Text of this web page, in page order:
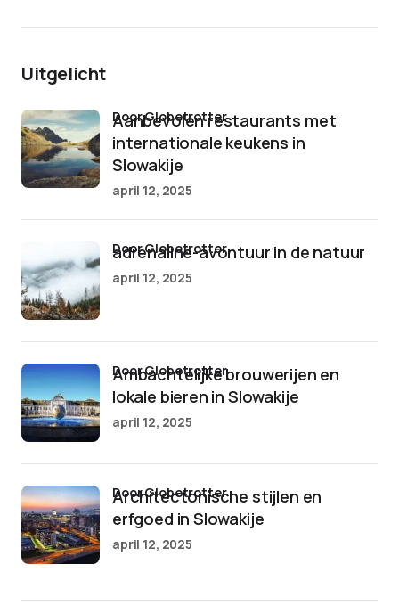
Uitgelicht
Aanbevolen restaurants met
internationale keukens in
Slowakije
door Globetrotter
april 12, 2025
adrenaline-avontuur in de natuur
door Globetrotter
april 12, 2025
Ambachtelijke brouwerijen en
lokale bieren in Slowakije
door Globetrotter
april 12, 2025
Architectonische stijlen en
erfgoed in Slowakije
door Globetrotter
april 12, 2025